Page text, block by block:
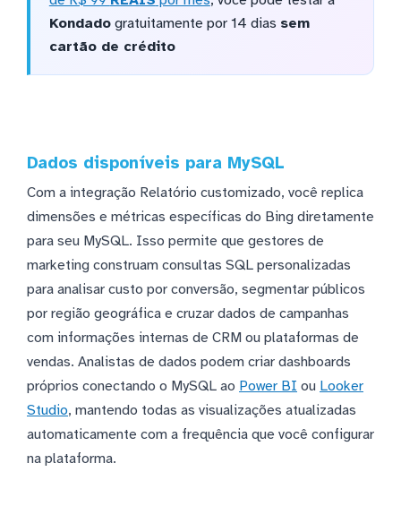
Kondadogratuitamente por 14 dias sem
cartão de crédito
Dados disponíveis para MySQL
Com a integração Relatório customizado, você replica
dimensões e métricas específicas do Bing diretamente
para seu MySQL. Isso permite que gestores de
marketing construam consultas SQL personalizadas
para analisar custo por conversão, segmentar públicos
por região geográfica e cruzar dados de campanhas
com informações internas de CRM ou plataformas de
vendas. Analistas de dados podem criar dashboards
próprios conectando o MySQL ao Power BI ou Looker
Studio, mantendo todas as visualizações atualizadas
automaticamente com a frequência que você configurar
na plataforma.